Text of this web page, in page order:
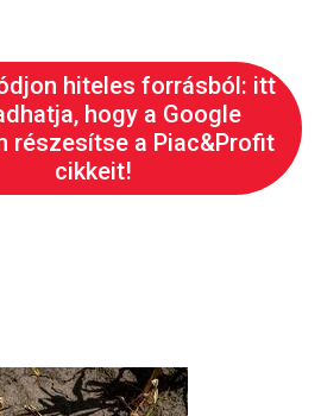
hiteles forrásból: itt
hogy a Google
részesítse a Piac&Profit
cikkeit!